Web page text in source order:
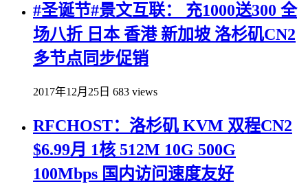
#圣诞节#景文互联： 充1000送300 全
场八折 日本 香港 新加坡 洛杉矶CN2
多节点同步促销
2017年12月25日 683 views
RFCHOST：洛杉矶 KVM 双程CN2
$6.99月 1核 512M 10G 500G
100Mbps 国内访问速度友好